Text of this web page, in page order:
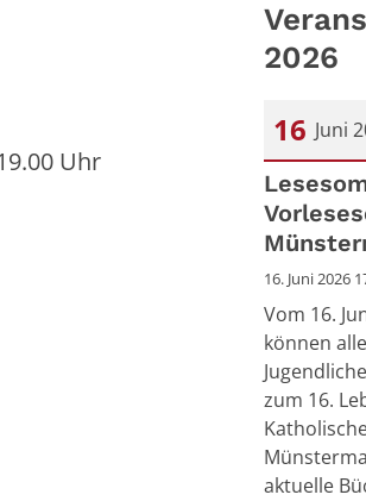
Uhr
2026
16 Juni
Datum: 16.
16. Juni 2026
Vom 16.
können
zum 16.
aktuelle